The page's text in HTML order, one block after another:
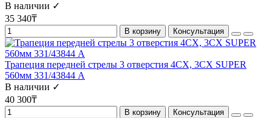
В наличии ✓
35 340₸
В корзину Консультация
Трапеция передней стрелы 3 отверстия 4CX, 3CX SUPER
560мм 331/43844 А
В наличии ✓
40 300₸
В корзину Консультация